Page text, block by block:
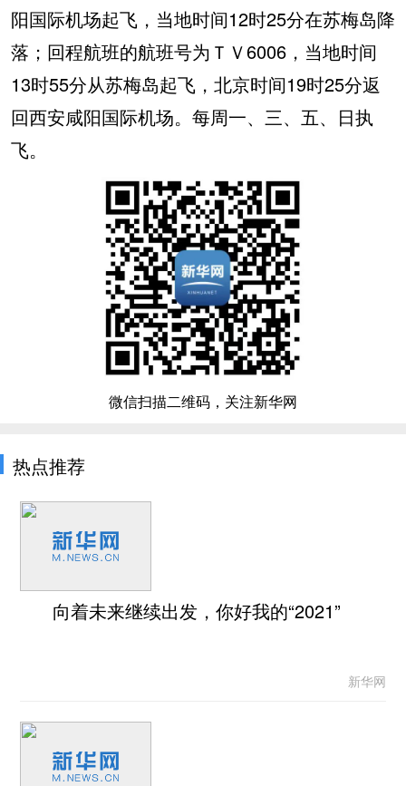
阳国际机场起飞，当地时间12时25分在苏梅岛降
落；回程航班的航班号为ＴＶ6006，当地时间
13时55分从苏梅岛起飞，北京时间19时25分返
回西安咸阳国际机场。每周一、三、五、日执
飞。
微信扫描二维码，关注新华网
热点推荐
向着未来继续出发，你好我的“2021”
新华网